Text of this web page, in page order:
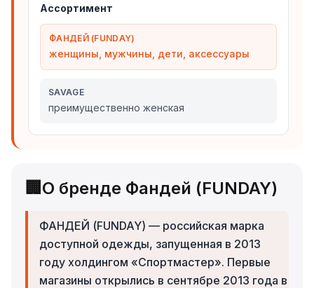
Ассортимент
ФАНДЕЙ (FUNDAY)
женщины, мужчины, дети, аксессуары
SAVAGE
преимущественно женская
🏢 О бренде Фандей (FUNDAY)
ФАНДЕЙ (FUNDAY) — российская марка
доступной одежды, запущенная в 2013
году холдингом «Спортмастер». Первые
магазины открылись в сентябре 2013 года в